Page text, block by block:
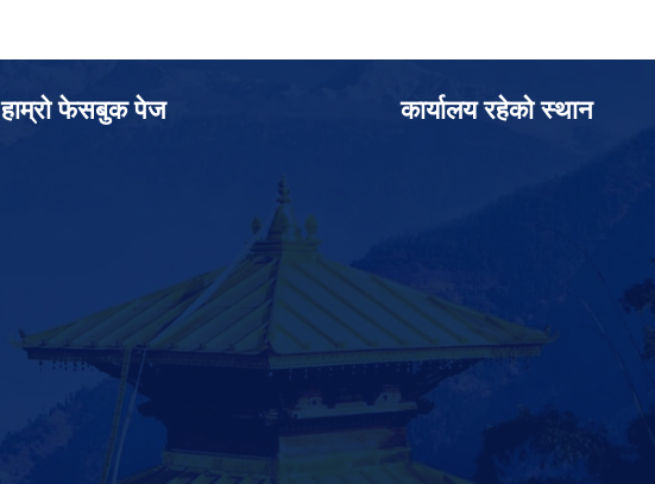
हाम्रो फेसबुक पेज कार्यालय रहेको स्थान